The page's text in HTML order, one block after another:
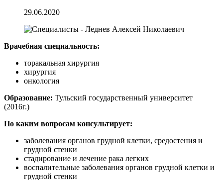
29.06.2020
Врачебная специальность:
торакальная хирургия
хирургия
онкология
Образование: Тульский государственный университет
(2016г.)
По каким вопросам консультирует:
заболевания органов грудной клетки, средостения и
грудной стенки
стадирование и лечение рака легких
воспалительные заболевания органов грудной клетки и
грудной стенки